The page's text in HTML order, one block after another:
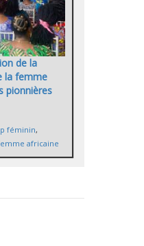
de la
la femme
pionnières
féminin,
africaine